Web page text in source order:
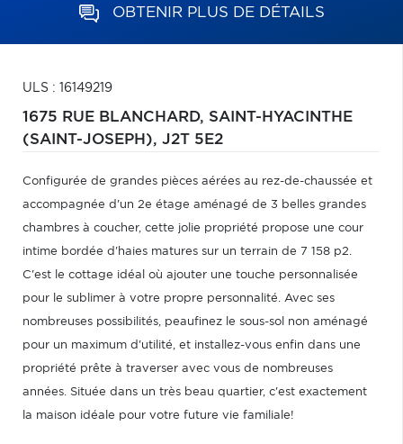
OBTENIR PLUS DE DÉTAILS
ULS : 16149219
1675 RUE BLANCHARD, SAINT-HYACINTHE
(SAINT-JOSEPH), J2T 5E2
Configurée de grandes pièces aérées au rez-de-chaussée et
accompagnée d'un 2e étage aménagé de 3 belles grandes
chambres à coucher, cette jolie propriété propose une cour
intime bordée d'haies matures sur un terrain de 7 158 p2.
C'est le cottage idéal où ajouter une touche personnalisée
pour le sublimer à votre propre personnalité. Avec ses
nombreuses possibilités, peaufinez le sous-sol non aménagé
pour un maximum d'utilité, et installez-vous enfin dans une
propriété prête à traverser avec vous de nombreuses
années. Située dans un très beau quartier, c'est exactement
la maison idéale pour votre future vie familiale!